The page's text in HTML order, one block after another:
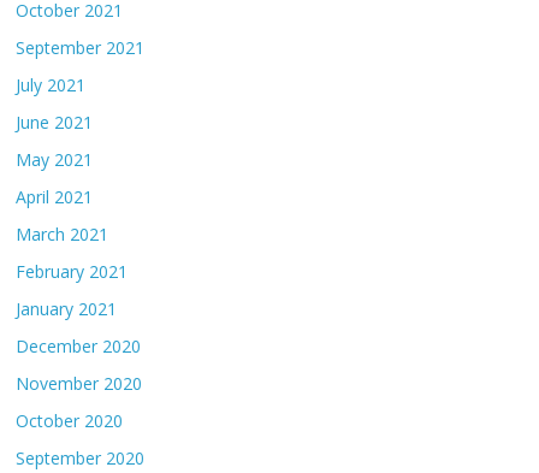
October 2021
September 2021
July 2021
June 2021
May 2021
April 2021
March 2021
February 2021
January 2021
December 2020
November 2020
October 2020
September 2020